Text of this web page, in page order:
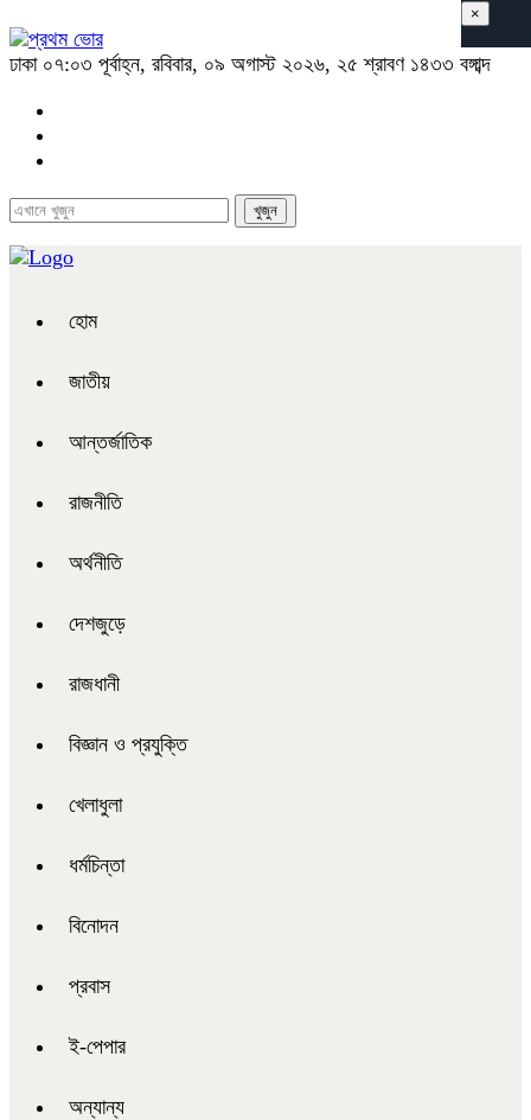
ঢাকা ০৭:০৩ পূর্বাহ্ন, রবিবার, ০৯ অগাস্ট ২০২৬, ২৫ শ্রাবণ ১৪৩৩ বঙ্গাব্দ
হোম
জাতীয়
আন্তর্জাতিক
রাজনীতি
অর্থনীতি
দেশজুড়ে
রাজধানী
বিজ্ঞান ও প্রযুক্তি
খেলাধুলা
ধর্মচিন্তা
বিনোদন
প্রবাস
ই-পেপার
অন্যান্য
×